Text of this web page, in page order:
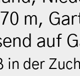
m,
auf
in der